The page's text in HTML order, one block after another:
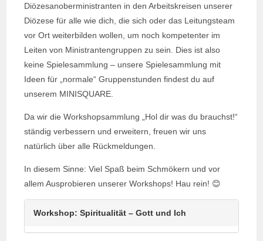
Diözesanoberministranten in den Arbeitskreisen unserer
Diözese für alle wie dich, die sich oder das Leitungsteam
vor Ort weiterbilden wollen, um noch kompetenter im
Leiten von Ministrantengruppen zu sein. Dies ist also
keine Spielesammlung – unsere Spielesammlung mit
Ideen für „normale“ Gruppenstunden findest du auf
unserem MINISQUARE
Da wir die Workshopsammlung „Hol dir was du brauchst!“
ständig verbessern und erweitern, freuen wir uns
natürlich über alle Rückmeldungen
In diesem Sinne: Viel Spaß beim Schmökern und vor
allem Ausprobieren unserer Workshops! Hau rein! 😊
Workshop: Spiritualität – Gott und Ich